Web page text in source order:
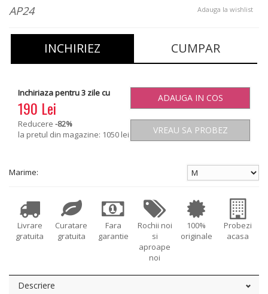
Adauga la wishlist
AP24
INCHIRIEZ CUMPAR
Inchiriaza pentru 3 zile cu
190 Lei
Reducere -82%
la pretul din magazine: 1050 lei
ADAUGA IN COS
VREAU SA PROBEZ
Marime:
Livrare
gratuita
Curatare
gratuita
Fara
garantie
Rochii noi
si
aproape
noi
100%
originale
Probezi
acasa
Descriere